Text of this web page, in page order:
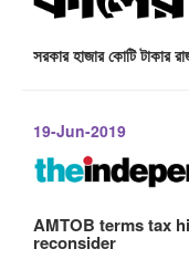
সরকার হাজার কোটি টাকার
19-Jun-2019
AMTOB terms tax
reconsider